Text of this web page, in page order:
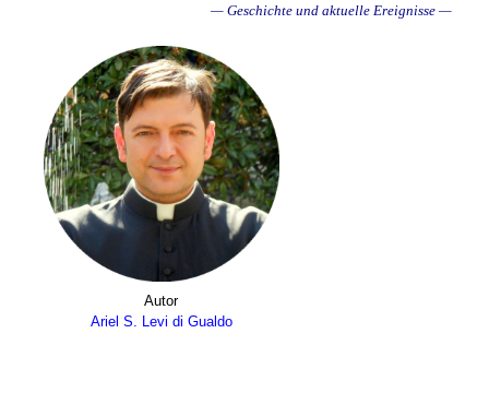
— Geschichte und aktuelle Ereignisse —
Autor
Ariel S. Levi di Gualdo